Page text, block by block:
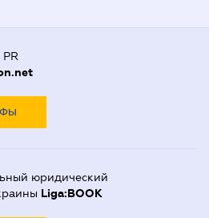
юридический
Liga:BOOK